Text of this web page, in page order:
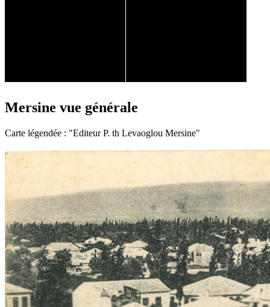
Mersine vue générale
Carte légendée : "Editeur P. th Levaoglou Mersine"